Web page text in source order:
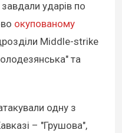
ударів по
окупованому
Middle-strike
та
одну з
– "Грушова",